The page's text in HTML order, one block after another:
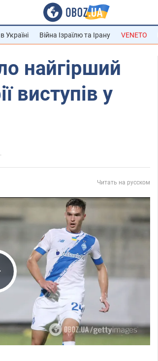
Україні Війна Ізраїлю та Ірану VENETO
найгірший
виступів у
Читать на русском
Video